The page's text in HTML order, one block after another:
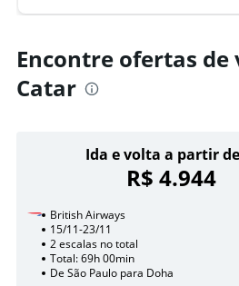
Encontre ofertas de
Catar
Ida e volta a partir de
R$ 4.944
British Airways
15/11-23/11
2 escalas no total
Total: 69h 00min
De São Paulo para Doha